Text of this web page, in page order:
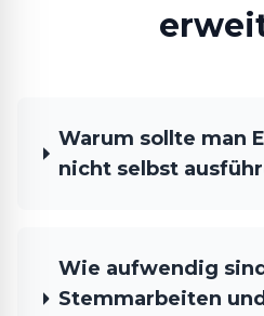
Warum sollte man
nicht selbst
Wie aufwendig sind
Stemmarbeiten